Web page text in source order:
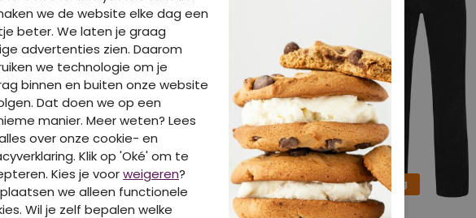
40% korting 40% korting
we de website elke dag een
beter. We laten je graag
advertenties zien. Daarom
we technologie om je
binnen en buiten onze website
Dat doen we op een
manier. Meer weten? Lees
over onze cookie- en
Klik op 'Oké' om te
Kies je voorweigeren?
we alleen functionele
Wil je zelf bepalen welke